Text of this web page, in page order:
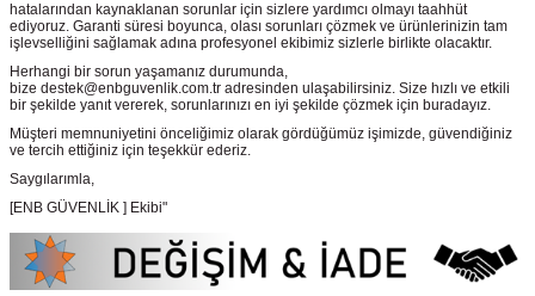
hatalarından kaynaklanan sorunlar için sizlere yardımcı olmayı taahhüt
ediyoruz. Garanti süresi boyunca, olası sorunları çözmek ve ürünlerinizin tam
işlevselliğini sağlamak adına profesyonel ekibimiz sizlerle birlikte olacaktır.
Herhangi bir sorun yaşamanız durumunda,
bize destek@enbguvenlik.com.tr adresinden ulaşabilirsiniz. Size hızlı ve etkili
bir şekilde yanıt vererek, sorunlarınızı en iyi şekilde çözmek için buradayız.
Müşteri memnuniyetini önceliğimiz olarak gördüğümüz işimizde, güvendiğiniz
ve tercih ettiğiniz için teşekkür ederiz.
Saygılarımla,
[ENB GÜVENLİK ] Ekibi"